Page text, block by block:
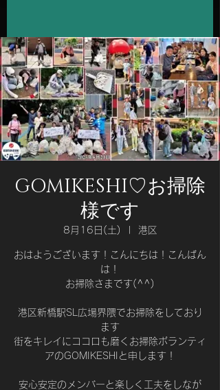
GOMIKESHI♡お掃除
様です
8月16日(土) 港区
おはようございます！こんにちは！こんばん
は！
お掃除さまです(⁠^⁠^⁠)
港区新橋駅SL広場界隈でお掃除をしており
ます
街をキレイにココロも磨くお掃除ボランティ
アのGOMIKESHIと申します！
安心安定のメンバーと楽しく工夫をしなが